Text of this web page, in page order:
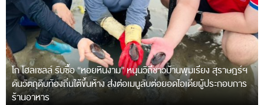
โก โฮลเซลล์ รับซื้อ “หอยหินงาม” หนุนวิถีชาวบ้านพุมเรียง สุราษฎร์ฯ
ดันวัตถุดิบท้องถิ่นใต้ขึ้นห้าง ส่งต่อเมนูลับต่อยอดไอเดียผู้ประกอบการ
ร้านอาหาร